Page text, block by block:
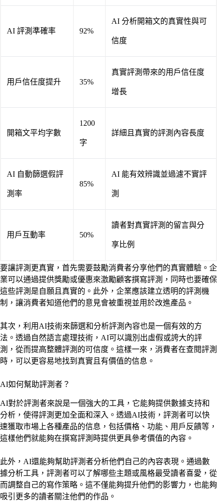
AI 評測準確率 92%
AI 分析開箱文的真實性與可
信度
用戶信任度提升 35%
真實評測帶來的用戶信任度
增長
開箱文平均字數
1200
字
詳細且真實的評測內容長度
AI 自動篩選假評
測率
85%
AI 能有效辨識並過濾不實評
測
用戶互動率 50%
讀者對真實評測的留言與分
享比例
要讓評測更真實，首先需要鼓勵消費者分享他們的真實體驗。企
業可以通過提供獎勵或優惠來激勵顧客撰寫評測，同時也要確保
這些評測是自願且真實的。此外，企業應該建立透明的評測機
制，讓消費者知道他們的意見會被重視並用於改進產品。
其次，利用AI技術來篩選和分析評測內容也是一個有效的方
法。透過自然語言處理技術，AI可以識別出虛假或誇大的評
測，從而提高整體評測的可信度。這樣一來，消費者在查閱評測
時，可以更容易地找到真實且有價值的信息。
AI如何幫助評測者？
AI對於評測者來說是一個強大的工具，它能夠提供數據支持和
分析，使得評測更加全面和深入。透過AI技術，評測者可以快
速獲取市場上各種產品的信息，包括價格、功能、用戶反饋等，
這樣他們就能夠在撰寫評測時提供更具參考價值的內容。
此外，AI還能夠幫助評測者分析他們自己的內容表現。通過數
據分析工具，評測者可以了解哪些主題或風格最受讀者喜愛，從
而調整自己的寫作策略。這不僅能夠提升他們的影響力，也能夠
吸引更多的讀者關注他們的作品。